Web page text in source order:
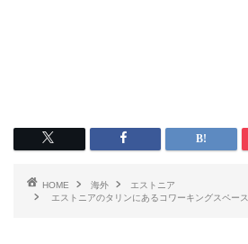
HOME 海外
エストニア
エストニアのタリンにあるコワーキングスペー